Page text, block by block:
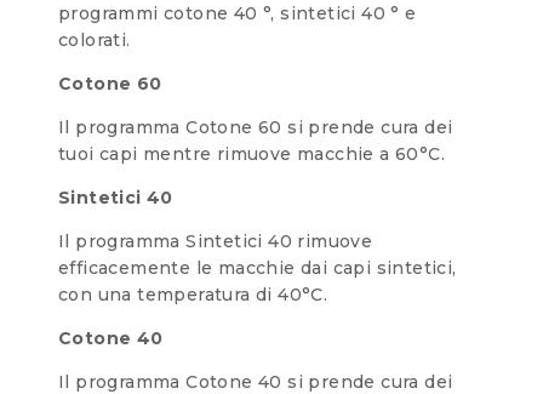
programmi cotone 40 °, sintetici 40 ° e
colorati.
Cotone 60
Il programma Cotone 60 si prende cura dei
tuoi capi mentre rimuove macchie a 60°C.
Sintetici 40
Il programma Sintetici 40 rimuove
efficacemente le macchie dai capi sintetici,
con una temperatura di 40°C.
Cotone 40
Il programma Cotone 40 si prende cura dei